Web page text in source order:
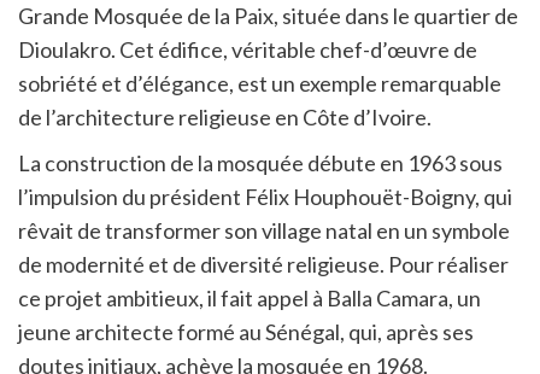
Grande Mosquée de la Paix, située dans le quartier de
Dioulakro. Cet édifice, véritable chef-d’œuvre de
sobriété et d’élégance, est un exemple remarquable
de l’architecture religieuse en Côte d’Ivoire.
La construction de la mosquée débute en 1963 sous
l’impulsion du président Félix Houphouët-Boigny, qui
rêvait de transformer son village natal en un symbole
de modernité et de diversité religieuse. Pour réaliser
ce projet ambitieux, il fait appel à Balla Camara, un
jeune architecte formé au Sénégal, qui, après ses
doutes initiaux, achève la mosquée en 1968.